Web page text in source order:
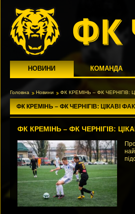
НОВИНИ КОМАНДА
Головна Новини ФК КРЕМІНЬ – ФК ЧЕРНІГІВ:
ФК КРЕМІНЬ – ФК ЧЕРНІГІВ: ЦІКАВІ
ФК КРЕМІНЬ – ФК ЧЕРНІГІВ: